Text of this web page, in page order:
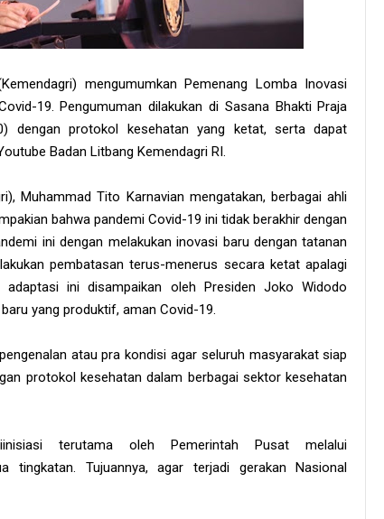
mengumumkan Pemenang Lomba Inovasi
19. Pengumuman dilakukan di Sasana Bhakti Praja
dengan protokol kesehatan yang ketat, serta dapat
Badan Litbang Kemendagri RI.
Muhammad Tito Karnavian mengatakan, berbagai ahli
bahwa pandemi Covid-19 ini tidak berakhir dengan
ini dengan melakukan inovasi baru dengan tatanan
pembatasan terus-menerus secara ketat apalagi
ini disampaikan oleh Presiden Joko Widodo
yang produktif, aman Covid-19.
atau pra kondisi agar seluruh masyarakat siap
protokol kesehatan dalam berbagai sektor kesehatan
terutama oleh Pemerintah Pusat melalui
tingkatan. Tujuannya, agar terjadi gerakan Nasional